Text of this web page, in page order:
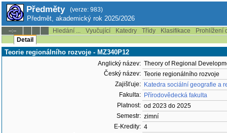
Předměty (verze: 983)
Předmět, akademický rok 2025/2026
--:-- Hledání ... Vyučující Katedry Třídy Klasifikace
Prohlížení
Detail
Teorie regionálního rozvoje - MZ340P12
Anglický název: Theory of Regional
Český název: Teorie regionálního rozvoje
Zajišťuje: Katedra sociální geografie a
Fakulta: Přírodovědecká fakulta
Platnost: od 2023 do 2025
Semestr: zimní
E-Kredity: 4